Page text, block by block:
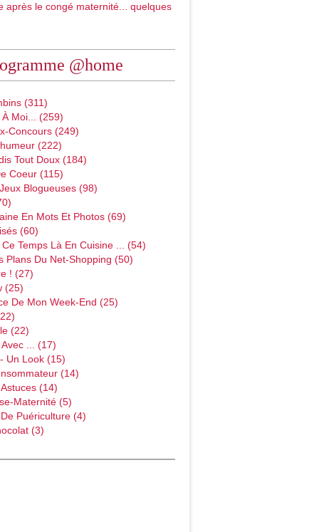
après le congé maternité... quelques
@home
(311)
À Moi... (259)
Concours (249)
(222)
Tout Doux (184)
Coeur (115)
Blogueuses (98)
En Mots Et Photos (69)
(60)
Temps Là En Cuisine ... (54)
Plans Du Net-Shopping (50)
! (27)
(25)
De Mon Week-End (25)
(22)
... (17)
Un Look (15)
(14)
(14)
Maternité (5)
Puériculture (4)
(3)